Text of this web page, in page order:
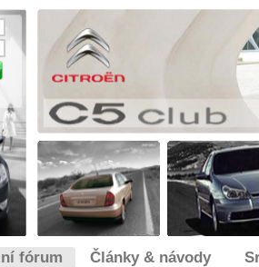
fórum Články & návody